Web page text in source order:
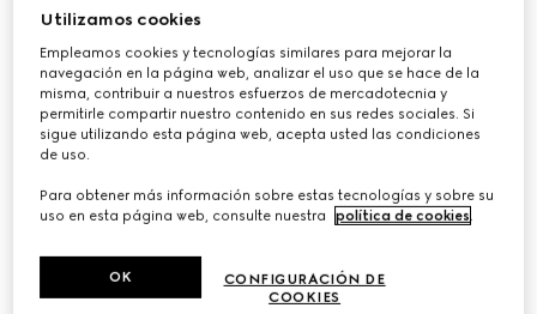
Zapatilla Gucci Re-Web para hombre
€ 950
Variaciones lona GG en beige y azul
Utilizamos cookies
Empleamos cookies y tecnologías similares para mejorar la
navegación en la página web, analizar el uso que se hace de la
misma, contribuir a nuestros esfuerzos de mercadotecnia y
permitirle compartir nuestro contenido en sus redes sociales. Si
sigue utilizando esta página web, acepta usted las condiciones
de uso.
Para obtener más información sobre estas tecnologías y sobre su
uso en esta página web, consulte nuestra
política de cookies
CONFIGURACIÓN DE
COOKIES
OK